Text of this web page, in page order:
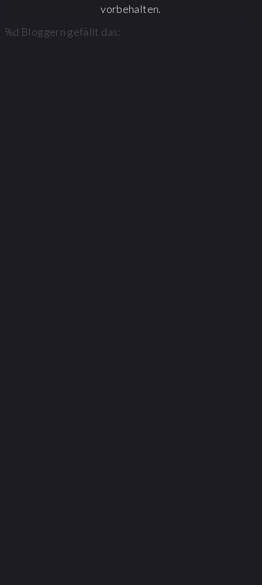
vorbehalten.
%d Bloggern gefällt das: